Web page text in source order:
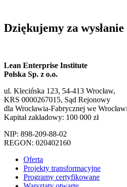
Dziękujemy za
Lean Enterprise Institute
Polska Sp. z o.o.
ul. Klecińska 123, 54-413 Wrocław,
KRS 0000267015, Sąd Rejonowy
dla Wrocławia-Fabrycznej we
Kapitał zakładowy: 100 000 zł
NIP: 898-209-88-02
REGON: 020402160
Oferta
Projekty transformacyjne
Programy certyfikowane